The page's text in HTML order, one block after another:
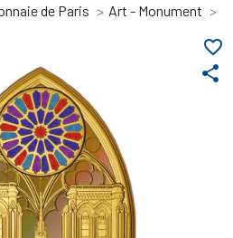
de Paris Art - Monument
share
favorite_border